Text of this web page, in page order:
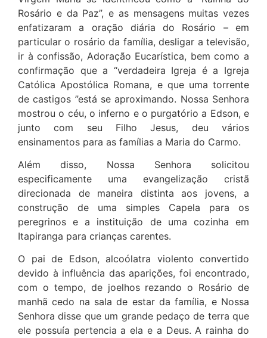
Rosário e da Paz”, e as mensagens muitas vezes
enfatizaram a oração diária do Rosário – em
particular o rosário da família, desligar a televisão,
ir à confissão, Adoração Eucarística, bem como a
confirmação que a “verdadeira Igreja é a Igreja
Católica Apostólica Romana, e que uma torrente
de castigos ”está se aproximando. Nossa Senhora
mostrou o céu, o inferno e o purgatório a Edson, e
junto com seu Filho Jesus, deu vários
ensinamentos para as famílias a Maria do Carmo.
Além disso, Nossa Senhora solicitou
especificamente uma evangelização cristã
direcionada de maneira distinta aos jovens, a
construção de uma simples Capela para os
peregrinos e a instituição de uma cozinha em
Itapiranga para crianças carentes.
O pai de Edson, alcoólatra violento convertido
devido à influência das aparições, foi encontrado,
com o tempo, de joelhos rezando o Rosário de
manhã cedo na sala de estar da família, e Nossa
Senhora disse que um grande pedaço de terra que
ele possuía pertencia a ela e a Deus. A rainha do